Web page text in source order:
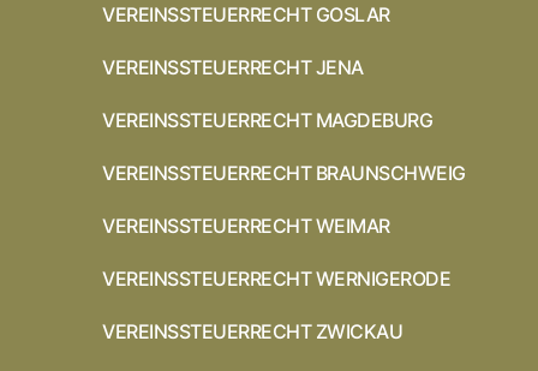
VEREINSSTEUERRECHT GOSLAR
VEREINSSTEUERRECHT JENA
VEREINSSTEUERRECHT MAGDEBURG
VEREINSSTEUERRECHT BRAUNSCHWEIG
VEREINSSTEUERRECHT WEIMAR
VEREINSSTEUERRECHT WERNIGERODE
VEREINSSTEUERRECHT ZWICKAU